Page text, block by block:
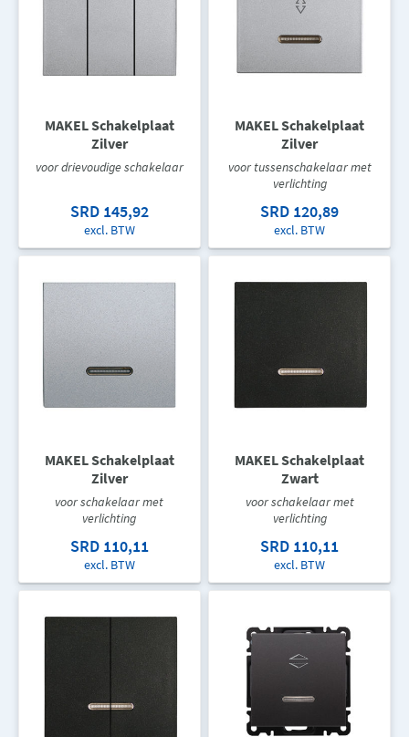
MAKEL Schakelplaat
Zilver
voor drievoudige schakelaar
SRD 145,92
excl. BTW
MAKEL Schakelplaat
Zilver
voor tussenschakelaar met
verlichting
SRD 120,89
excl. BTW
MAKEL Schakelplaat
Zilver
voor schakelaar met
verlichting
SRD 110,11
excl. BTW
MAKEL Schakelplaat
Zwart
voor schakelaar met
verlichting
SRD 110,11
excl. BTW